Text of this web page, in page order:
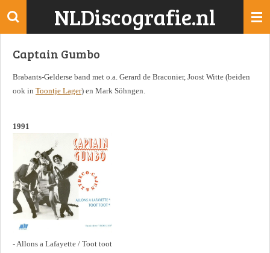
Ga
de
NLDiscografie.nl
Captain Gumbo
Brabants-Gelderse band met o.a. Gerard de Braconier, Joost Witte (beiden
ook in Toontje Lager) en Mark Söhngen.
1991
- Allons a Lafayette / Toot toot